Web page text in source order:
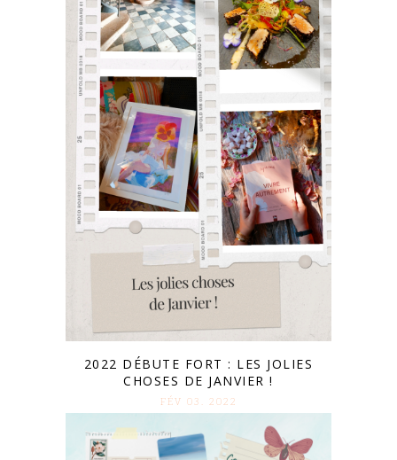
2022 DÉBUTE FORT : LES JOLIES
CHOSES DE JANVIER !
FÉV 03. 2022